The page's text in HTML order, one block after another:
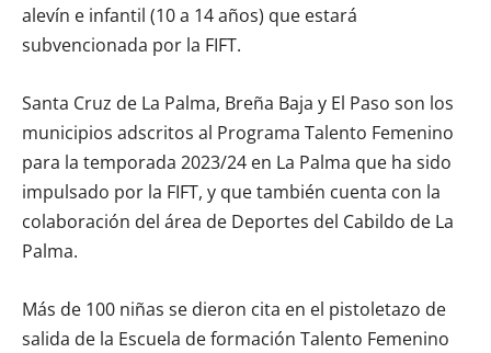
alevín e infantil (10 a 14 años) que estará
subvencionada por la FIFT.
Santa Cruz de La Palma, Breña Baja y El Paso son los
municipios adscritos al Programa Talento Femenino
para la temporada 2023/24 en La Palma que ha sido
impulsado por la FIFT, y que también cuenta con la
colaboración del área de Deportes del Cabildo de La
Palma.
Más de 100 niñas se dieron cita en el pistoletazo de
salida de la Escuela de formación Talento Femenino